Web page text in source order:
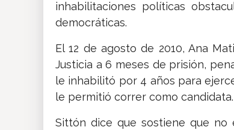
inhabilitaciones políticas
democráticas.
El 12 de agosto de 2010, Ana
Justicia a 6 meses de prisión,
le inhabilitó por 4 años para
le permitió correr como candidata.
Sittón dice que sostiene que no